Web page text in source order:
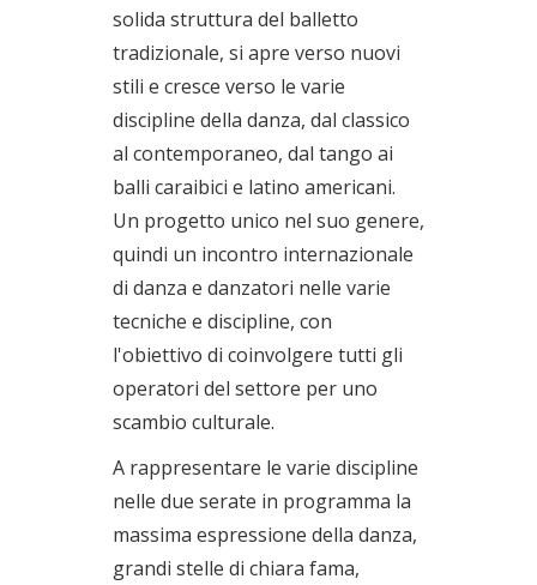
solida struttura del balletto
tradizionale, si apre verso nuovi
stili e cresce verso le varie
discipline della danza, dal classico
al contemporaneo, dal tango ai
balli caraibici e latino americani.
Un progetto unico nel suo genere,
quindi un incontro internazionale
di danza e danzatori nelle varie
tecniche e discipline, con
l'obiettivo di coinvolgere tutti gli
operatori del settore per uno
scambio culturale.
A rappresentare le varie discipline
nelle due serate in programma la
massima espressione della danza,
grandi stelle di chiara fama,